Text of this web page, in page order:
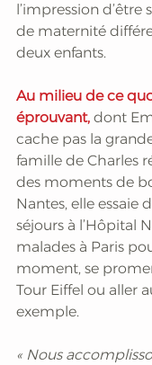
l’impression
de maternité
deux enfants.
Au milieu de ce
éprouvant, dont
cache pas la
famille de Charles
des moments de
Nantes, elle essaie
séjours à l’Hôpital
malades à Paris
moment, se
Tour Eiffel ou aller
exemple.
« Nous